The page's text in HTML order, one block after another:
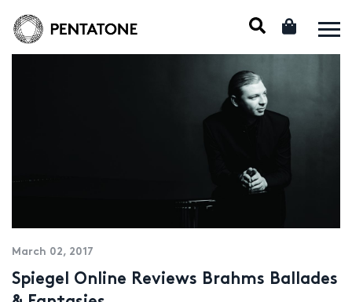
March 02, 2017
Spiegel Online Reviews Brahms Ballades